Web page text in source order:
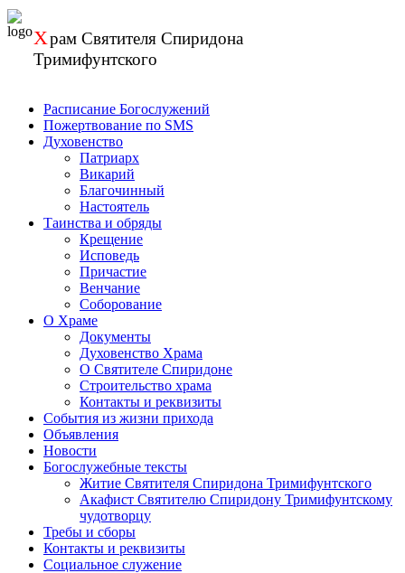
Перейти
к
содержанию
Храм Святителя Спиридона
Тримифунтского
Расписание Богослужений
Пожертвование по SMS
Духовенство
Патриарх
Викарий
Благочинный
Настоятель
Таинства и обряды
Крещение
Исповедь
Причастие
Венчание
Соборование
О Храме
Документы
Духовенство Храма
О Святителе Спиридоне
Строительство храма
Контакты и реквизиты
События из жизни прихода
Объявления
Новости
Богослужебные тексты
Житие Cвятителя Спиридона Тримифунтского
Акафист Cвятителю Спиридону Тримифунтскому
чудотворцу
Требы и сборы
Контакты и реквизиты
Социальное служение